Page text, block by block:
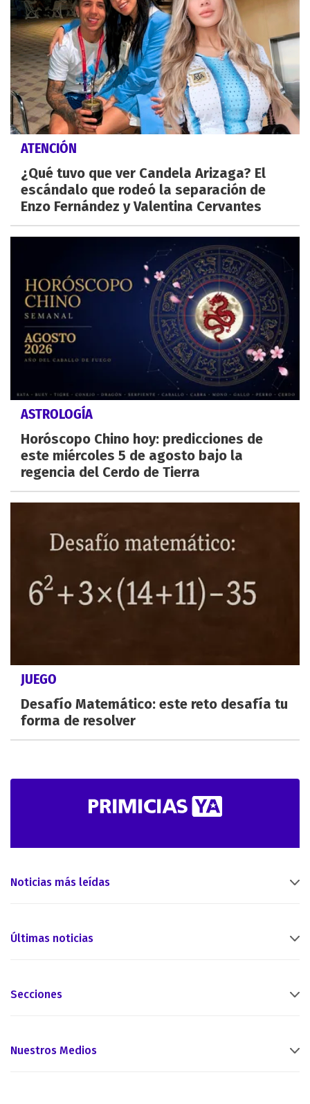
ATENCIÓN
¿Qué tuvo que ver Candela Arizaga? El
escándalo que rodeó la separación de
Enzo Fernández y Valentina Cervantes
ASTROLOGÍA
Horóscopo Chino hoy: predicciones de
este miércoles 5 de agosto bajo la
regencia del Cerdo de Tierra
JUEGO
Desafío Matemático: este reto desafía tu
forma de resolver
Noticias más leídas
Últimas noticias
Secciones
Nuestros Medios